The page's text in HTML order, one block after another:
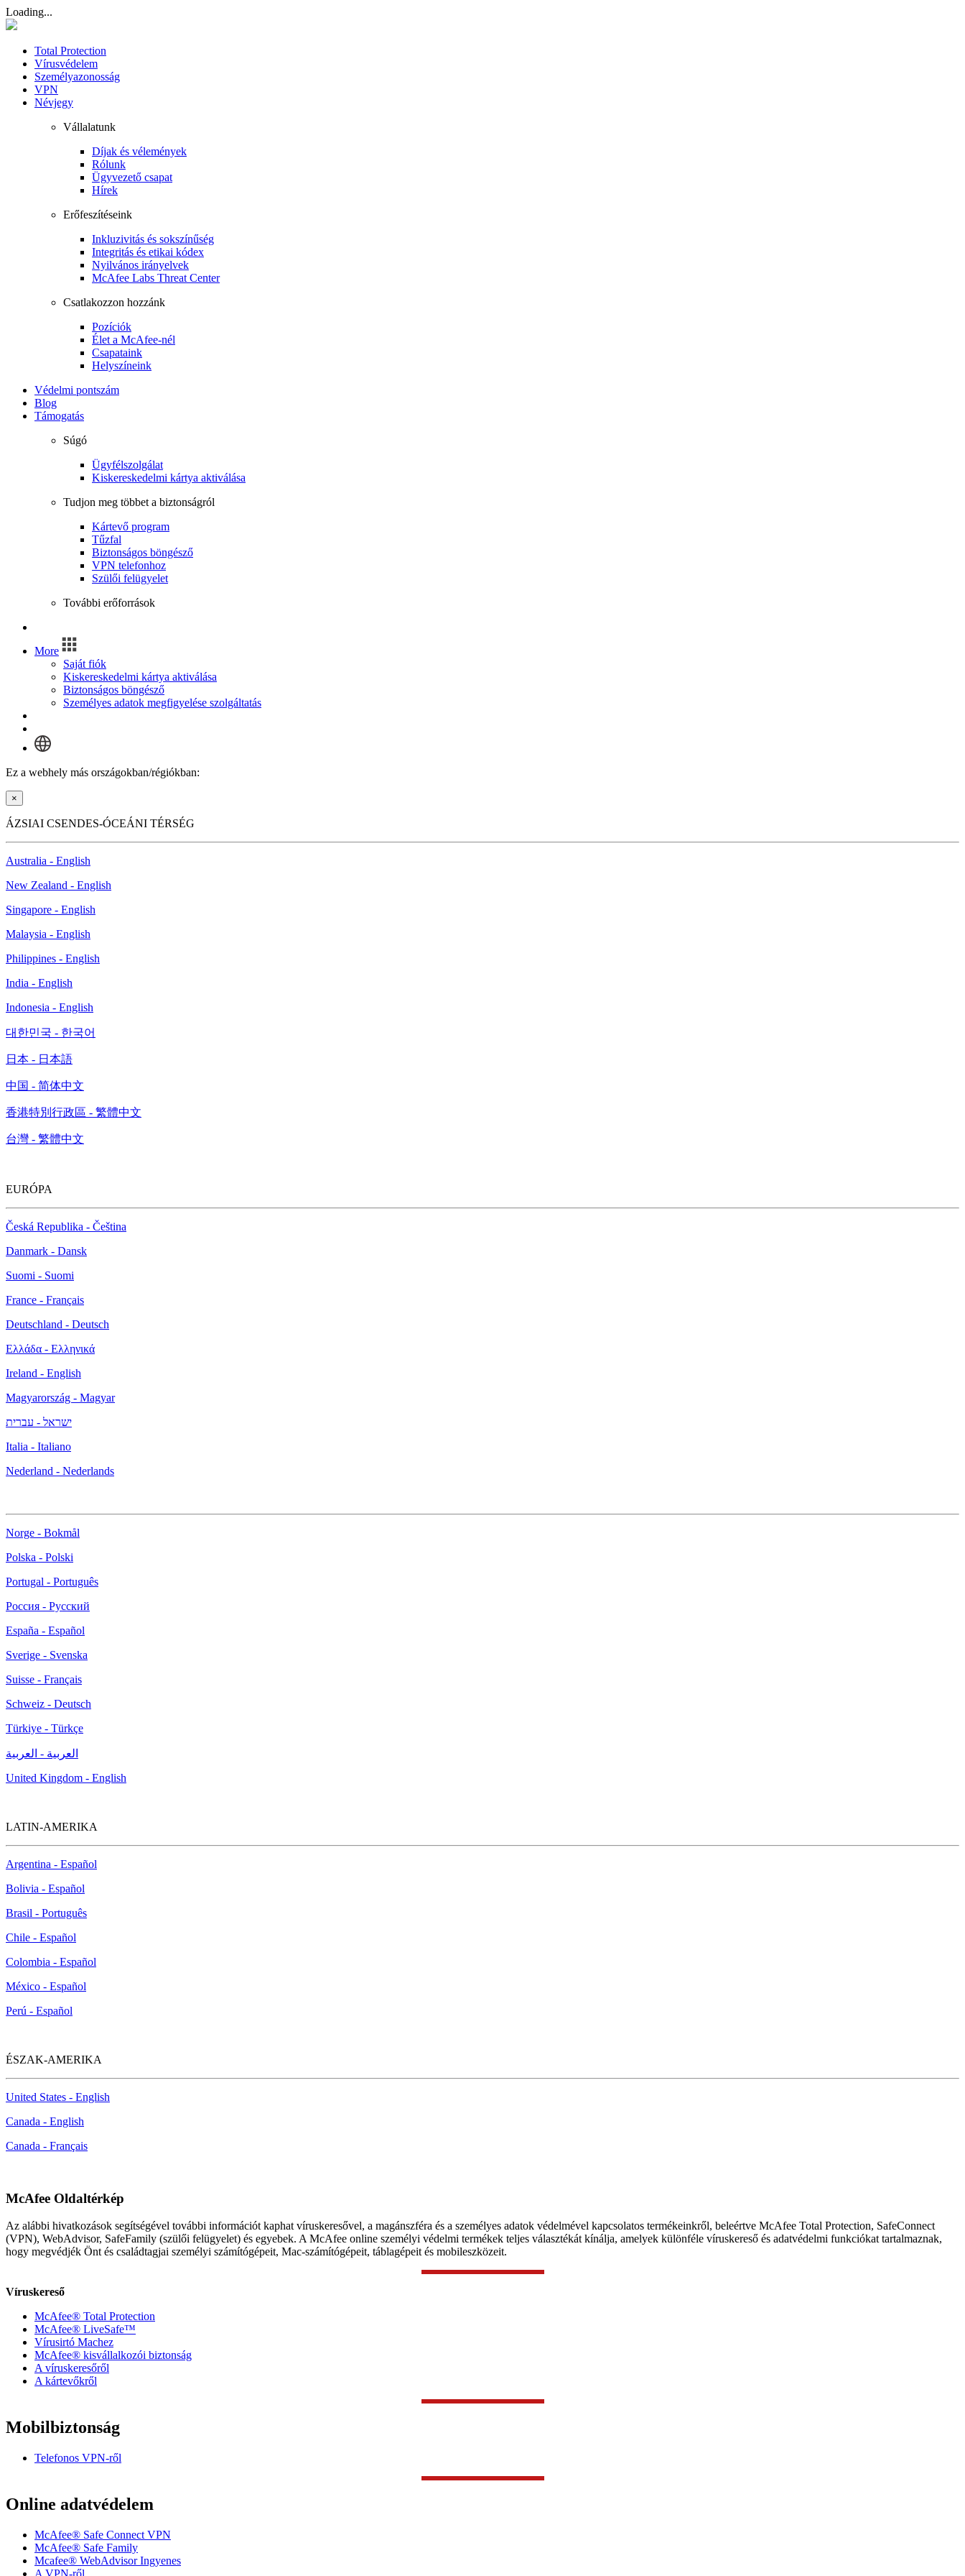
Loading...
Total Protection
Vírusvédelem
Személyazonosság
VPN
Névjegy
Vállalatunk
Díjak és vélemények
Rólunk
Ügyvezető csapat
Hírek
Erőfeszítéseink
Inkluzivitás és sokszínűség
Integritás és etikai kódex
Nyilvános irányelvek
McAfee Labs Threat Center
Csatlakozzon hozzánk
Pozíciók
Élet a McAfee-nél
Csapataink
Helyszíneink
Védelmi pontszám
Blog
Támogatás
Súgó
Ügyfélszolgálat
Kiskereskedelmi kártya aktiválása
Tudjon meg többet a biztonságról
Kártevő program
Tűzfal
Biztonságos böngésző
VPN telefonhoz
Szülői felügyelet
További erőforrások
More
Saját fiók
Kiskereskedelmi kártya aktiválása
Biztonságos böngésző
Személyes adatok megfigyelése szolgáltatás
Ez a webhely más országokban/régiókban:
×
ÁZSIAI CSENDES-ÓCEÁNI TÉRSÉG
Australia - English
New Zealand - English
Singapore - English
Malaysia - English
Philippines - English
India - English
Indonesia - English
대한민국 - 한국어
日本 - 日本語
中国 - 简体中文
香港特別行政區 - 繁體中文
台灣 - 繁體中文
EURÓPA
Česká Republika - Čeština
Danmark - Dansk
Suomi - Suomi
France - Français
Deutschland - Deutsch
Ελλάδα - Ελληνικά
Ireland - English
Magyarország - Magyar
ישראל - עברית
Italia - Italiano
Nederland - Nederlands
Norge - Bokmål
Polska - Polski
Portugal - Português
Россия - Русский
España - Español
Sverige - Svenska
Suisse - Français
Schweiz - Deutsch
Türkiye - Türkçe
العربية - العربية
United Kingdom - English
LATIN-AMERIKA
Argentina - Español
Bolivia - Español
Brasil - Português
Chile - Español
Colombia - Español
México - Español
Perú - Español
ÉSZAK-AMERIKA
United States - English
Canada - English
Canada - Français
McAfee Oldaltérkép
Az alábbi hivatkozások segítségével további információt kaphat víruskeresővel, a magánszféra és a személyes adatok védelmével kapcsolatos termékeinkről, beleértve McAfee Total Protection, SafeConnect
(VPN), WebAdvisor, SafeFamily (szülői felügyelet) és egyebek. A McAfee online személyi védelmi termékek teljes választékát kínálja, amelyek különféle víruskereső és adatvédelmi funkciókat tartalmaznak,
hogy megvédjék Önt és családtagjai személyi számítógépeit, Mac-számítógépeit, táblagépeit és mobileszközeit.
Víruskereső
McAfee® Total Protection
McAfee® LiveSafe™
Vírusirtó Machez
McAfee® kisvállalkozói biztonság
A víruskeresőről
A kártevőkről
Mobilbiztonság
Telefonos VPN-ről
Online adatvédelem
McAfee® Safe Connect VPN
McAfee® Safe Family
Mcafee® WebAdvisor Ingyenes
A VPN-ről